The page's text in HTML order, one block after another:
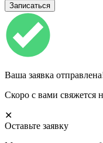
Ваша заявка
Скоро с вами свяжется
✕
Оставьте заявку